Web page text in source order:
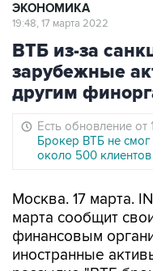
ЭКОНОМИКА
19:48, 17 марта 2022
ВТБ из-за
зарубежные
другим
Есть обновление от
Брокер ВТБ не смог
около 500
Москва. 17 марта.
марта сообщит
финансовым
иностранные